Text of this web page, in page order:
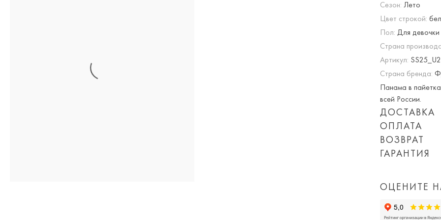
Сезон: Лето
Цвет строкой:
Пол: Для девочки
Страна
Артикул:
Страна бренда:
Панама в
всей России.
ДОСТАВКА
Опция частичная
Приблизительная
доставки, а так
доставка).
ОПЛАТА
При оплате
суммируются!
ВОЗВРАТ
Мы вернем или
Просто
ГАРАНТИЯ
ОЦЕНИТЕ